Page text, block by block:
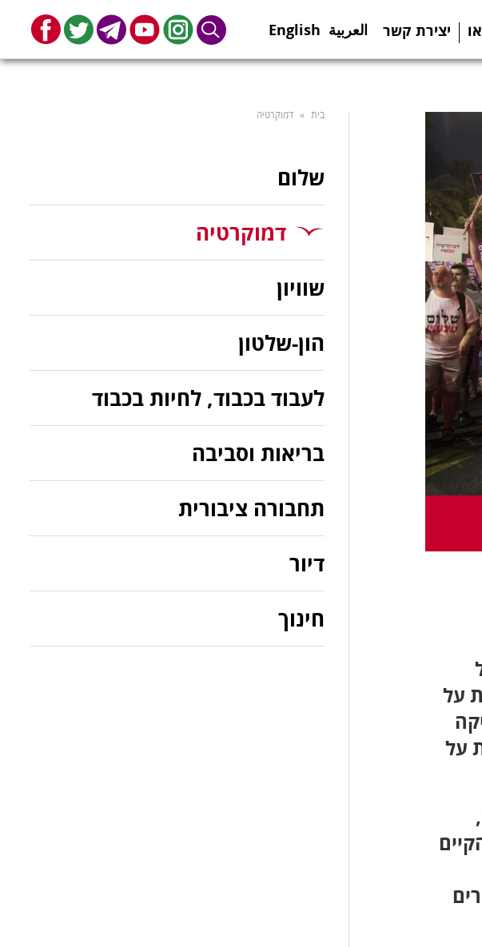
יצירת קשר العربية English
Search
Instagram
Youtube
Telegram
Twitter
על
על
בית » דמוקרטיה
שלום
דמוקרטיה
שוויון
הון-שלטון
לעבוד בכבוד, לחיות בכבוד
בריאות וסביבה
תחבורה ציבורית
דיור
חינוך